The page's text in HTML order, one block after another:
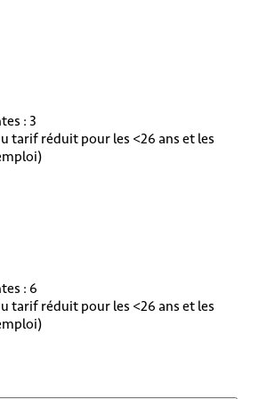
: 3
tarif réduit pour les <26 ans et les
: 6
tarif réduit pour les <26 ans et les